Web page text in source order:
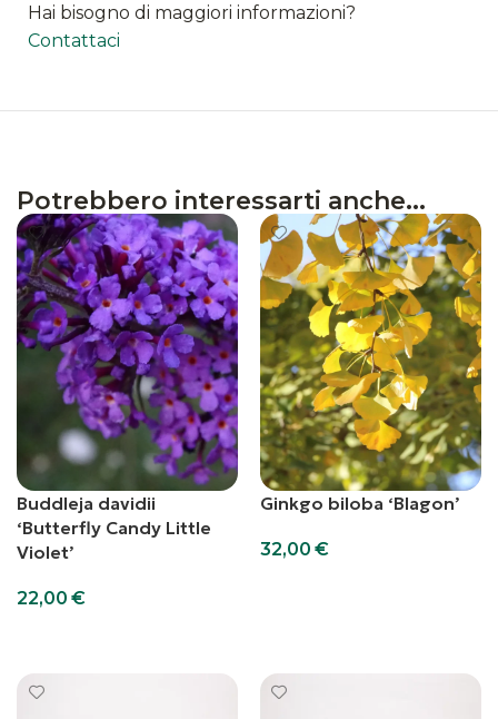
Hai bisogno di maggiori informazioni?
Contattaci
Potrebbero interessarti anche...
Buddleja davidii
‘Butterfly Candy Little
Violet’
22,00 €
Ginkgo biloba ‘Blagon’
32,00 €